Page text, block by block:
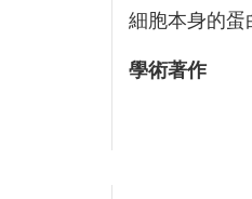
細胞本身的蛋
學術著作